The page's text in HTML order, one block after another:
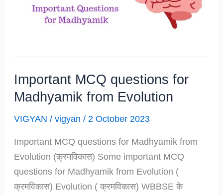
Important MCQ questions for
Madhyamik from Evolution
VIGYAN /vigyan/ 2 October 2023
Important MCQ questions for Madhyamik from
Evolution (क्रमविकास) Some important MCQ
questions for Madhyamik from Evolution (
क्रमविकास) Evolution ( क्रमविकास) WBBSE के